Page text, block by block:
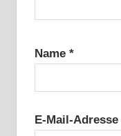
Name *
E-Mail-Adresse